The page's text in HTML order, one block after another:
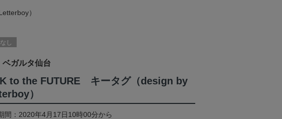
）
し
ベガルタ仙台
to the FUTURE キータグ（design by
）
間：2020年4月17日10時00分から